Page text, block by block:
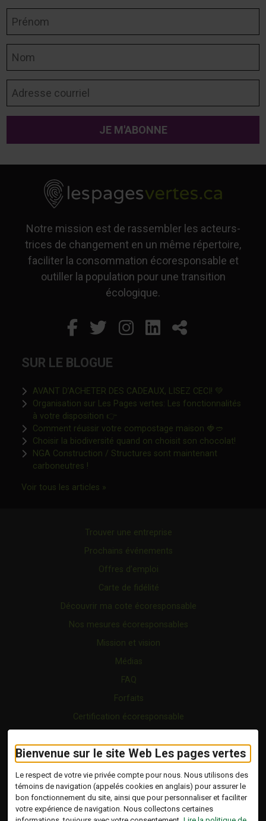
Bienvenue sur le site Web Les pages vertes
Le respect de votre vie privée compte pour nous. Nous utilisons des
témoins de navigation (appelés cookies en anglais) pour assurer le
bon fonctionnement du site, ainsi que pour personnaliser et faciliter
votre expérience de navigation. Nous collectons certaines
Notre mission est de rassembler les acteurs-
trices de changement en un même répertoire,
faciliter la consommation écoresponsable et
outiller la population pour une transition
écologique.
Facebook
Ce lien s'ouvrira dans
Twitter
Ce lien s'ouvrira
Instagram
Ce lien s'ouvrira
LinkedIn
Ce lien
Partager
SUR LE BLOGUE
AVANT D’ACHETER DES CADEAUX, LISEZ CECI! 💚
Organisation sur Les Pages vertes: Les fonctionnalités
à votre disposition 👉Ce lien s'ouvrira dans une nouvelle
Comment réussir votre compostage maison 🍓🥙
Choisir la biodiversité quand on choisit son chocolat!Ce lien
NGA Construction / Structures sont maintenant
carboneutres !Ce lien s'ouvrira dans une nouvelle fenêtre"
Voir tous les articles »Ce lien s'ouvrira dans une nouvelle
Trouver une entreprise
Prochains événements
Offres d’emploi
Carte de fidélité
Découvrir ma cote écoresponsable
Nos mesures écoresponsables
Mission et vision
Médias
FAQ
Forfaits
Certification écoresponsable
Vidéo
Blogue
Copyright © 2026 Tous droits réservés.
Les Pages Vertes | Répertoire d'entreprises